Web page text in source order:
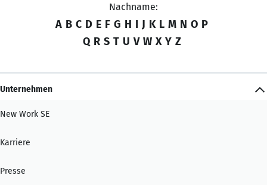
Nachname:
A B C D E F G H I J K L M N O P
Q R S T U V W X Y Z
Unternehmen
New Work SE
Karriere
Presse